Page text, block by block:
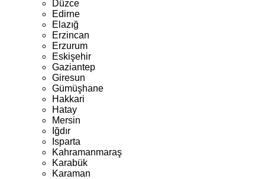
Düzce
Edirne
Elazığ
Erzincan
Erzurum
Eskişehir
Gaziantep
Giresun
Gümüşhane
Hakkari
Hatay
Mersin
Iğdır
Isparta
Kahramanmaraş
Karabük
Karaman